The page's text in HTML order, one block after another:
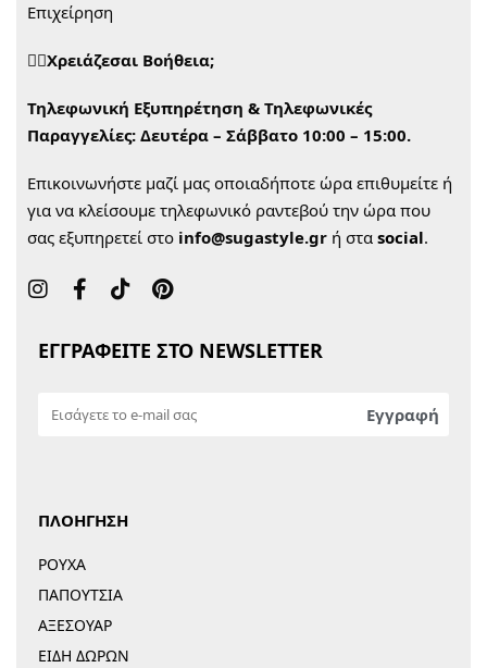
Επιχείρηση
🙋‍♀️Χρειάζεσαι Βοήθεια;
Τηλεφωνική Εξυπηρέτηση & Τηλεφωνικές
Παραγγελίες: Δευτέρα – Σάββατο 10:00 – 15:00.
Επικοινωνήστε μαζί μας οποιαδήποτε ώρα επιθυμείτε ή
για να κλείσουμε τηλεφωνικό ραντεβού την ώρα που
σας εξυπηρετεί στο info@sugastyle.gr ή στα social.
ΕΓΓΡΑΦΕΙΤΕ ΣΤΟ NEWSLETTER
ΠΛΟΗΓΗΣΗ
ΡΟΥΧΑ
ΠΑΠΟΥΤΣΙΑ
ΑΞΕΣΟΥΑΡ
ΕΙΔΗ ΔΩΡΩΝ